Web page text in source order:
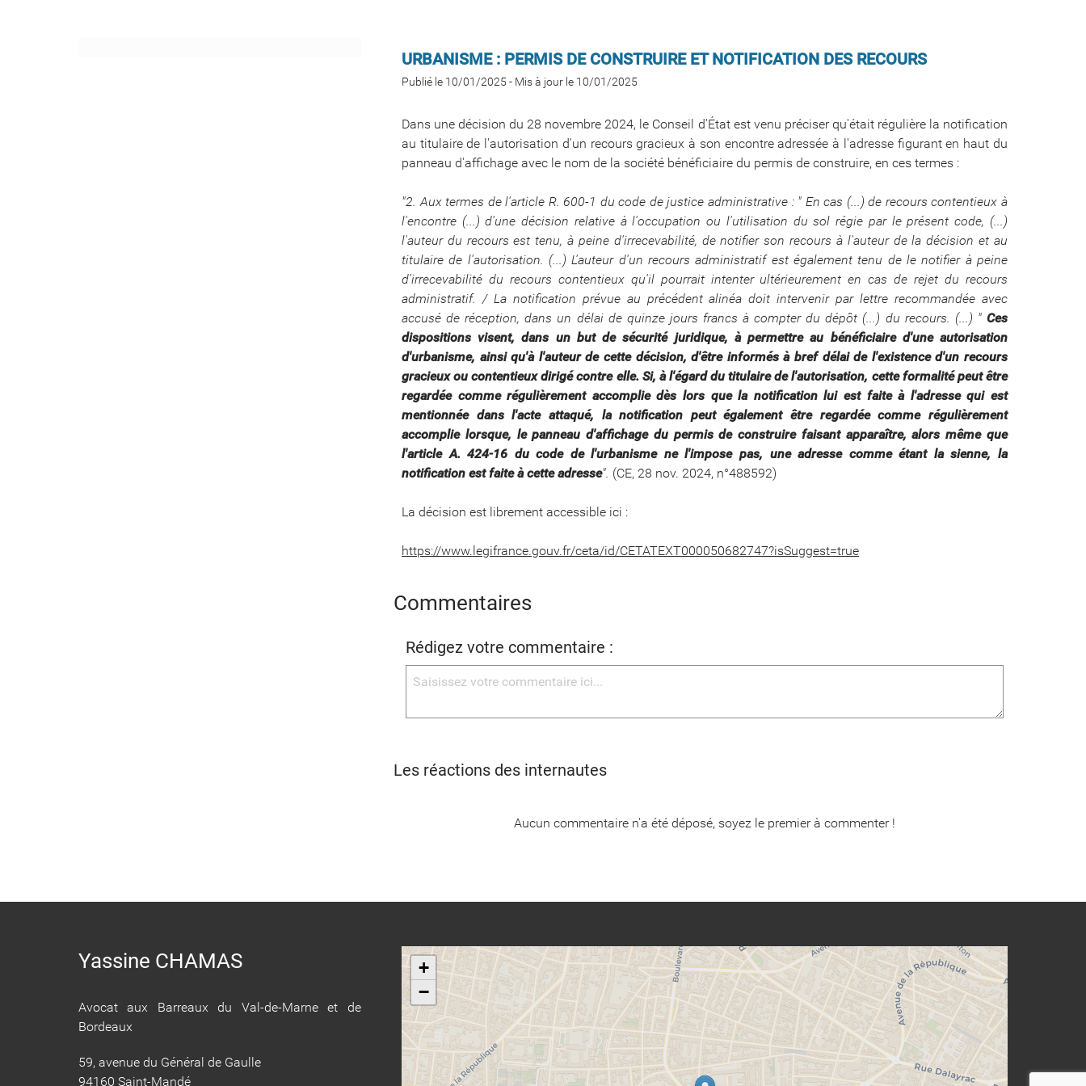
URBANISME : PERMIS DE CONSTRUIRE ET NOTIFICATION DES RECOURS
Publié le 10/01/2025 - Mis à jour le 10/01/2025
Dans une décision du 28 novembre 2024, le Conseil d'État est venu préciser qu'était régulière la notification
au titulaire de l'autorisation d'un recours gracieux à son encontre adressée à l'adresse figurant en haut du
panneau d'affichage avec le nom de la société bénéficiaire du permis de construire, en ces termes :
"2. Aux termes de l'article R. 600-1 du code de justice administrative : " En cas (...) de recours contentieux à
l'encontre (...) d'une décision relative à l'occupation ou l'utilisation du sol régie par le présent code, (...)
l'auteur du recours est tenu, à peine d'irrecevabilité, de notifier son recours à l'auteur de la décision et au
titulaire de l'autorisation. (...) L'auteur d'un recours administratif est également tenu de le notifier à peine
d'irrecevabilité du recours contentieux qu'il pourrait intenter ultérieurement en cas de rejet du recours
administratif. / La notification prévue au précédent alinéa doit intervenir par lettre recommandée avec
accusé de réception, dans un délai de quinze jours francs à compter du dépôt (...) du recours. (...) " Ces
dispositions visent, dans un but de sécurité juridique, à permettre au bénéficiaire d'une autorisation
d'urbanisme, ainsi qu'à l'auteur de cette décision, d'être informés à bref délai de l'existence d'un recours
gracieux ou contentieux dirigé contre elle. Si, à l'égard du titulaire de l'autorisation, cette formalité peut être
regardée comme régulièrement accomplie dès lors que la notification lui est faite à l'adresse qui est
mentionnée dans l'acte attaqué, la notification peut également être regardée comme régulièrement
accomplie lorsque, le panneau d'affichage du permis de construire faisant apparaître, alors même que
l'article A. 424-16 du code de l'urbanisme ne l'impose pas, une adresse comme étant la sienne, la
notification est faite à cette adresse". (CE, 28 nov. 2024, n°488592)
La décision est librement accessible ici :
https://www.legifrance.gouv.fr/ceta/id/CETATEXT000050682747?isSuggest=true
Commentaires
Rédigez votre commentaire :
Les réactions des internautes
Aucun commentaire n'a été déposé, soyez le premier à commenter !
Yassine CHAMAS
Avocat aux Barreaux du Val-de-Marne et de
Bordeaux
59, avenue du Général de Gaulle
94160 Saint-Mandé
+
−